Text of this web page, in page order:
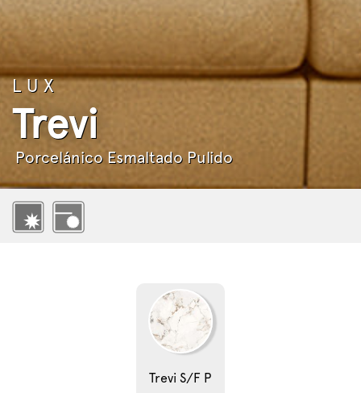
LUX
Trevi
Porcelánico Esmaltado Pulido
Trevi S/F P